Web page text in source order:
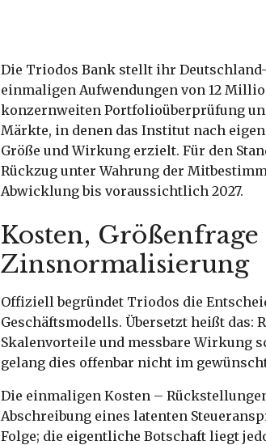
Die Triodos Bank stellt ihr
einmaligen Aufwendungen von 12
konzernweiten Portfolioüberprüfung
Märkte, in denen das Institut nach
Größe und Wirkung erzielt. Für den
Rückzug unter Wahrung der
Abwicklung bis voraussichtlich 2027.
Kosten,
Zinsnormalisierung
Offiziell begründet Triodos die
Geschäftsmodells. Übersetzt heißt
Skalenvorteile und messbare Wirkung
gelang dies offenbar nicht im
Die einmaligen Kosten –
Abschreibung eines latenten
Folge; die eigentliche Botschaft liegt